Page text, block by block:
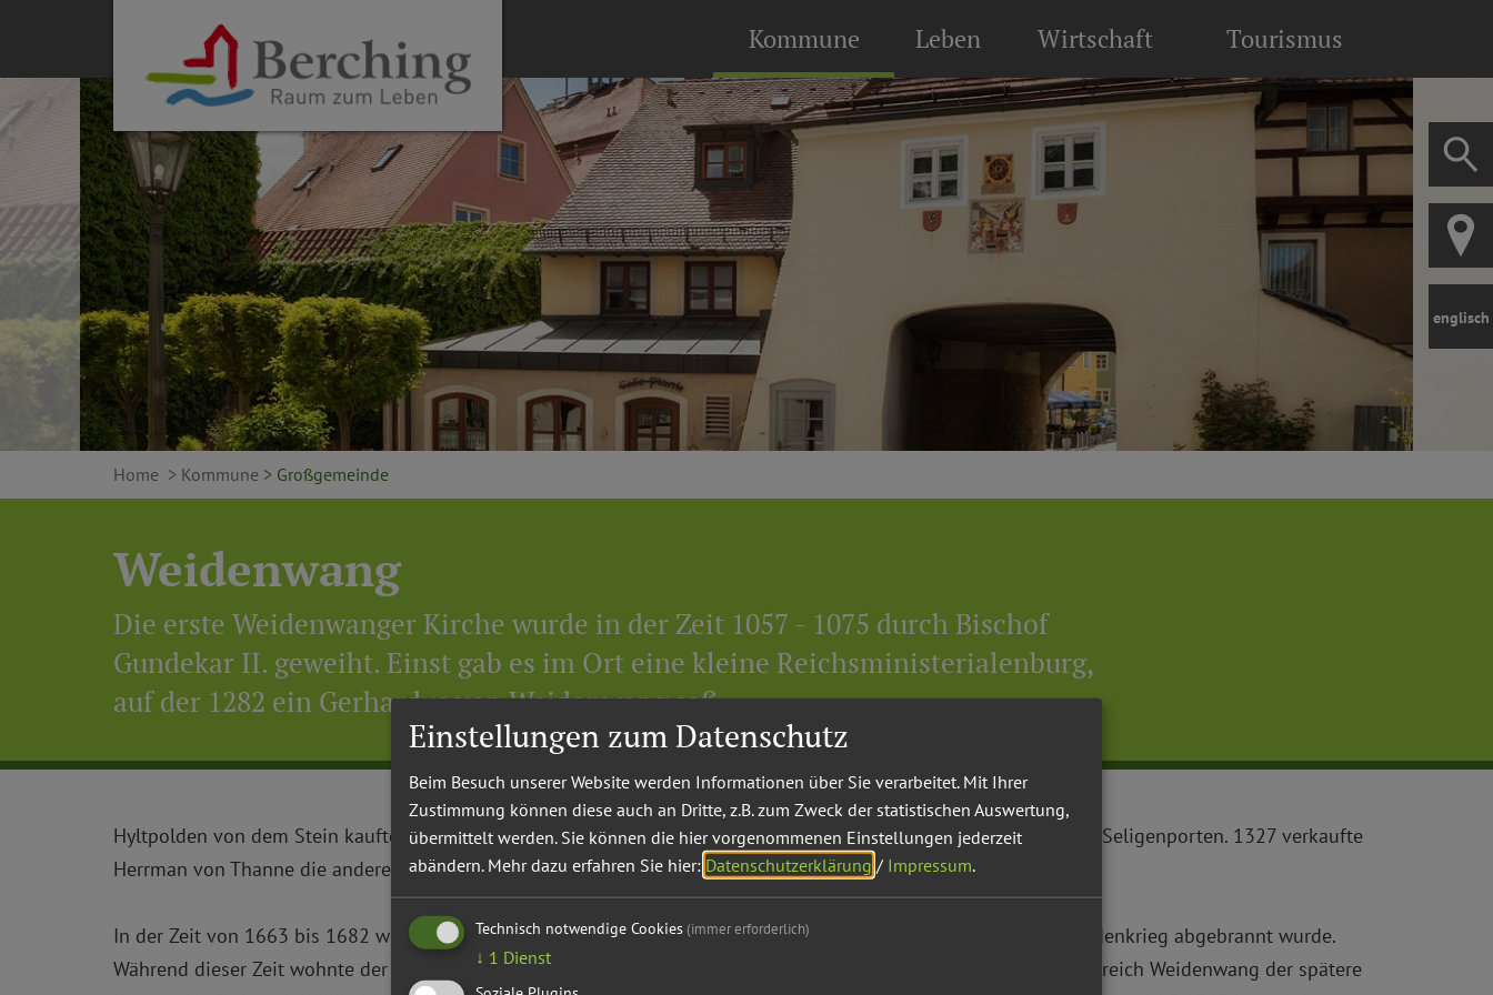
Kommune Leben Wirtschaft Tourismus
englisch
Home > Kommune > Großgemeinde
Weidenwang
Die erste Weidenwanger Kirche wurde in der Zeit 1057 - 1075 durch Bischof
Gundekar II. geweiht. Einst gab es im Ort eine kleine Reichsministerialenburg,
auf der 1282 ein Gerhardus von Weidenwang saß.
Hyltpolden von dem Stein kaufte 1318 die halbe Burg zu Weidenwang von Chunrat der Loter für den Konvent von Seligenporten. 1327 verkaufte
Herrman von Thanne die andere Hälfte der Burg an das Kloster Seligenporten.
In der Zeit von 1663 bis 1682 wurde ein neuer Pfarrhof mit Stadl und Stallung erbaut, da der vorherige im Schwedenkrieg abgebrannt wurde.
Während dieser Zeit wohnte der Pfarrer von Weidenwang im Schloss in Erasbach. Am 2. Juli 1714 kam im Pfarreibereich Weidenwang der spätere
Einstellungen zum Datenschutz
Beim Besuch unserer Website werden Informationen über Sie verarbeitet. Mit Ihrer
Zustimmung können diese auch an Dritte, z.B. zum Zweck der statistischen Auswertung,
übermittelt werden. Sie können die hier vorgenommenen Einstellungen jederzeit
abändern. Mehr dazu erfahren Sie hier: Datenschutzerklärung / Impressum.
Technisch notwendige Cookies (immer erforderlich)
↓ 1 Dienst